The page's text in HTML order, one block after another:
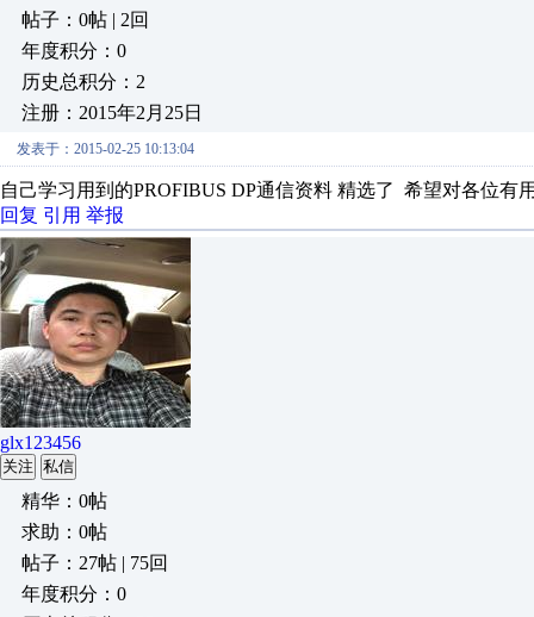
帖子：0帖 | 2回
年度积分：0
历史总积分：2
注册：2015年2月25日
发表于：2015-02-25 10:13:04
自己学习用到的PROFIBUS DP通信资料 精选了 希望对各位有
回复 引用 举报
glx123456
关注 私信
精华：0帖
求助：0帖
帖子：27帖 | 75回
年度积分：0